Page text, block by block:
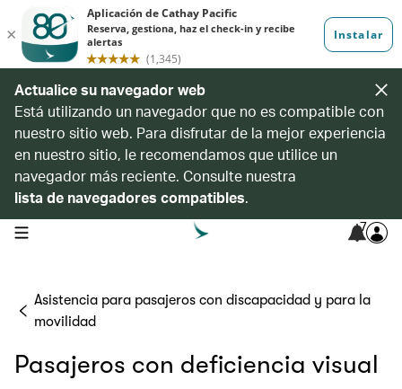
Actualice su navegador web
Está utilizando un navegador que no es compatible con
nuestro sitio web. Para disfrutar de la mejor experiencia
en nuestro sitio, le recomendamos que utilice un
navegador más reciente. Consulte nuestra
lista de navegadores compatibles.
open navigation menu 7
Asistencia para pasajeros con discapacidad y para la
movilidad
Pasajeros con deficiencia visual